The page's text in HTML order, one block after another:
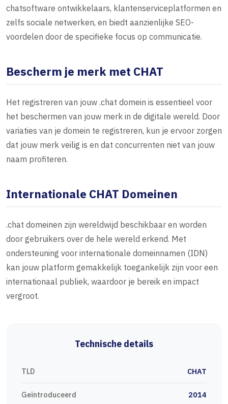
chatsoftware ontwikkelaars, klantenserviceplatformen en
zelfs sociale netwerken, en biedt aanzienlijke SEO-
voordelen door de specifieke focus op communicatie.
Bescherm je merk met CHAT
Het registreren van jouw .chat domein is essentieel voor
het beschermen van jouw merk in de digitale wereld. Door
variaties van je domein te registreren, kun je ervoor zorgen
dat jouw merk veilig is en dat concurrenten niet van jouw
naam profiteren.
Internationale CHAT Domeinen
.chat domeinen zijn wereldwijd beschikbaar en worden
door gebruikers over de hele wereld erkend. Met
ondersteuning voor internationale domeinnamen (IDN)
kan jouw platform gemakkelijk toegankelijk zijn voor een
internationaal publiek, waardoor je bereik en impact
vergroot.
Technische details
TLD CHAT
Geïntroduceerd 2014